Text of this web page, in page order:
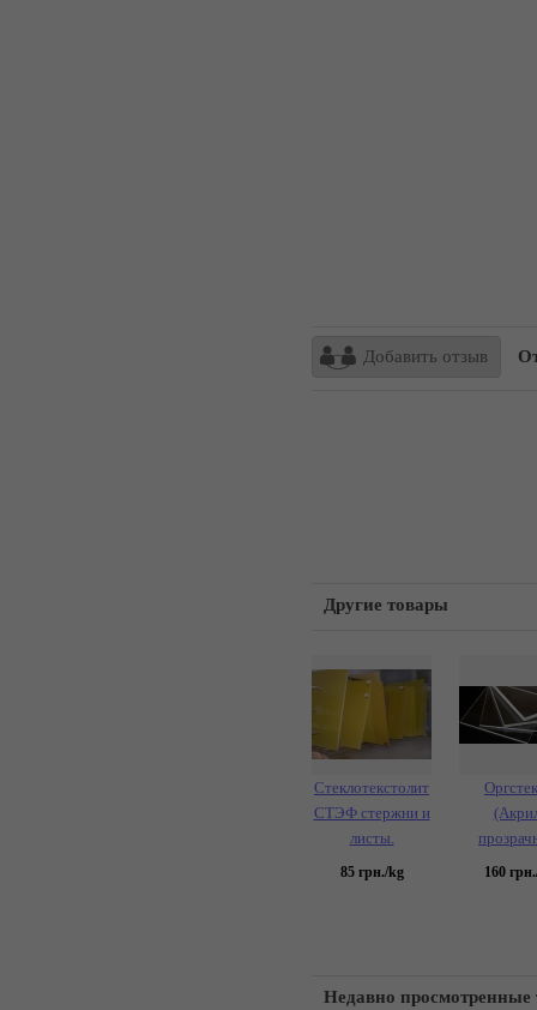
Добавить отзыв
Другие товары
Стеклотекстолит
СТЭФ стержни и
листы.
85грн./kg 160
Недавно просмотренные